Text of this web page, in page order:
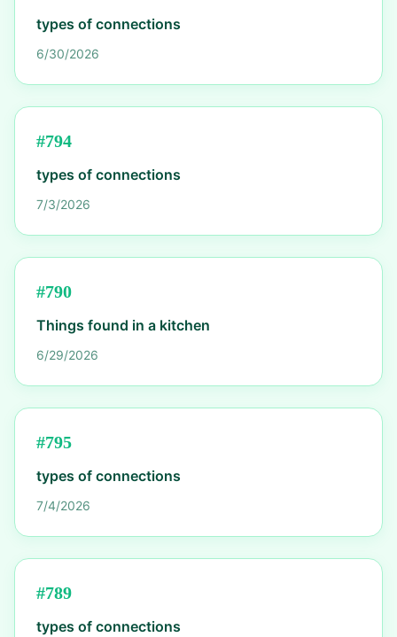
types of connections
6/30/2026
#794
types of connections
7/3/2026
#790
Things found in a kitchen
6/29/2026
#795
types of connections
7/4/2026
#789
types of connections